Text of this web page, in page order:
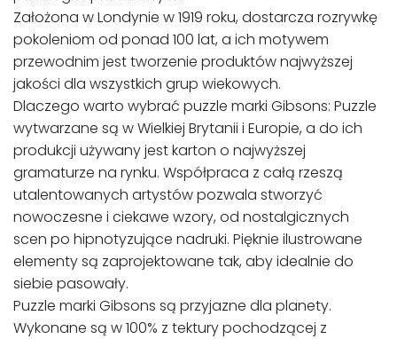
Założona w Londynie w 1919 roku, dostarcza rozrywkę
pokoleniom od ponad 100 lat, a ich motywem
przewodnim jest tworzenie produktów najwyższej
jakości dla wszystkich grup wiekowych.
Dlaczego warto wybrać puzzle marki Gibsons: Puzzle
wytwarzane są w Wielkiej Brytanii i Europie, a do ich
produkcji używany jest karton o najwyższej
gramaturze na rynku. Współpraca z całą rzeszą
utalentowanych artystów pozwala stworzyć
nowoczesne i ciekawe wzory, od nostalgicznych
scen po hipnotyzujące nadruki. Pięknie ilustrowane
elementy są zaprojektowane tak, aby idealnie do
siebie pasowały.
Puzzle marki Gibsons są przyjazne dla planety.
Wykonane są w 100% z tektury pochodzącej z